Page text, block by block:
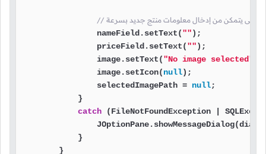
حتى يتمكن من إدخال معلومات منتج جديد بسرعة
                nameField.setText(
"");
                priceField.setText(
"");
                image.setText(
"No image selected"
                image.setIcon(
null);
                selectedImagePath =
null;
            }
catch (FileNotFoundException |
            }
        }